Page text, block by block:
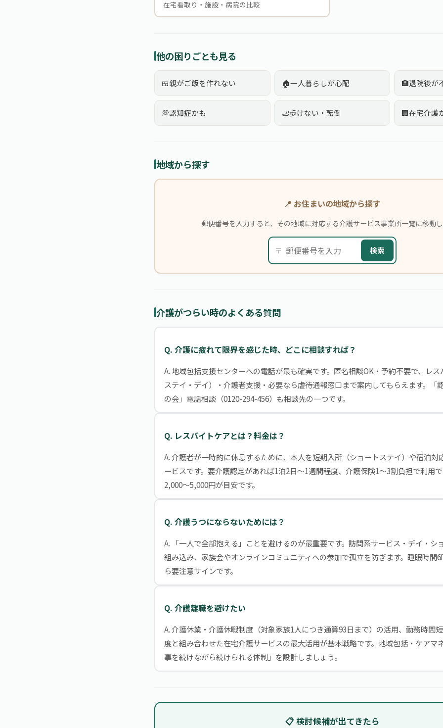
在宅看取り・施設・病院の比較
他の困りごとも見る
🍱親がご飯を作れない 🏠一人暮らしが心配 🏥退院後が
💭認知症かも 🦶歩けない・転倒 🏢在宅介護
地域から探す
📍 お住まいの地域から探す
郵便番号を入力すると、その地域に対応する介護サービス事業所一覧に移動
〒 検索
介護がつらい時のよくある質問
Q. 介護に疲れて限界を感じた時、どこに相談すれば？
A. 地域包括支援センターへの電話が最も確実です。匿名相談OK・予約不要で、レ
ステイ・デイ）・介護者支援・必要なら虐待通報窓口まで案内してもらえます。「
の会」電話相談（0120-294-456）も相談先の一つです。
Q. レスパイトケアとは？料金は？
A. 介護者が一時的に休息するために、本人を短期入所（ショートステイ）や宿泊対
ービスです。要介護認定があれば1泊2日〜1週間程度、介護保険1〜3割負担で利用
2,000〜5,000円が目安です。
Q. 介護うつにならないためには？
A. 「一人で全部抱える」ことを避けるのが最重要です。訪問系サービス・デイ・シ
組み込み、家族会やオンラインコミュニティへの参加で孤立を防ぎます。睡眠時間
ら要注意サインです。
Q. 介護離職を避けたい
A. 介護休業・介護休暇制度（対象家族1人につき通算93日まで）の活用、勤務時間
度と組み合わせた在宅介護サービスの最大活用が基本戦略です。地域包括・ケアマ
事を続けながら続けられる体制」を設計しましょう。
📋 検討候補が出てきたら